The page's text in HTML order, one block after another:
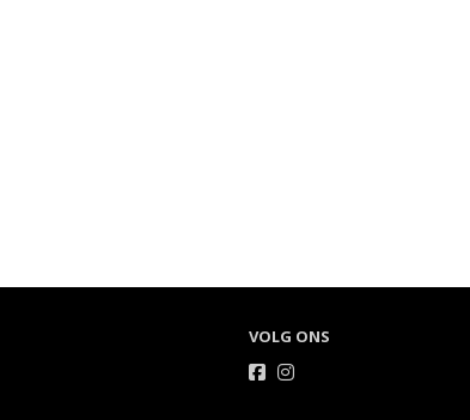
VOLG ONS